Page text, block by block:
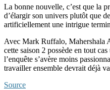
La bonne nouvelle, c’est que la
d’élargir son univers plutôt que
artificiellement une intrigue
Avec Mark Ruffalo, Mahershala
cette saison 2 possède en tout
l’enquête s’avère moins
travailler ensemble devrait déjà
Source